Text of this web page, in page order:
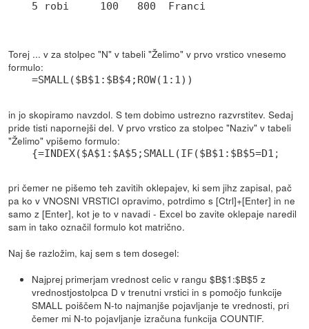
Torej ... v za stolpec "N" v tabeli "Želimo" v prvo vrstico vnesemo
formulo:
=SMALL($B$1:$B$4;ROW(1:1))
in jo skopiramo navzdol. S tem dobimo ustrezno razvrstitev. Sedaj
pride tisti napornejši del. V prvo vrstico za stolpec "Naziv" v tabeli
"Želimo" vpišemo formulo:
pri čemer ne pišemo teh zavitih oklepajev, ki sem jihz zapisal, pač
pa ko v VNOSNI VRSTICI opravimo, potrdimo s [Ctrl]+[Enter] in ne
samo z [Enter], kot je to v navadi - Excel bo zavite oklepaje naredil
sam in tako označil formulo kot matrično.
Naj še razložim, kaj sem s tem dosegel:
Najprej primerjam vrednost celic v rangu $B$1:$B$5 z
vrednostjostolpca D v trenutni vrstici in s pomočjo funkcije
SMALL poiščem N-to najmanjše pojavljanje te vrednosti, pri
čemer mi N-to pojavljanje izračuna funkcija COUNTIF.